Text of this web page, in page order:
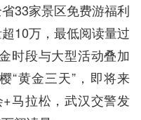
33家景区免费游福利
10万，最低阅读量过
时段与大型活动叠加
“黄金三天”，即将来
马拉松，武汉交警发